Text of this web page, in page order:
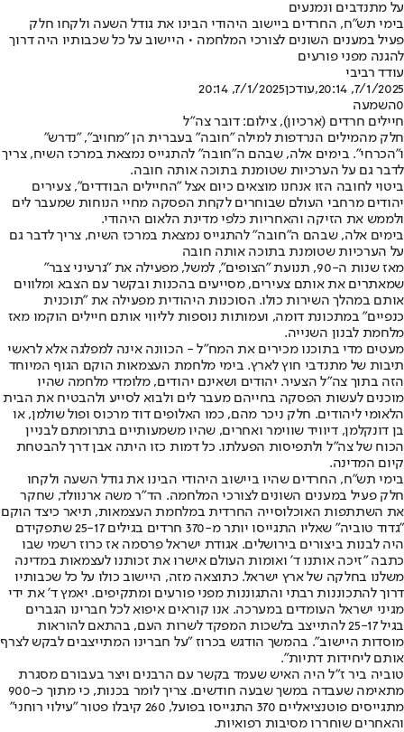
על מתנדבים ונמנעים
בימי תש"ח, החרדים ביישוב היהודי הבינו את גודל השעה ולקחו חלק
פעיל במענים השונים לצורכי המלחמה • היישוב על כל שכבותיו היה דרוך
להגנה מפני פורעים
עודד רביבי
7/1/2025, 20:14
,עודכן7/1/2025, 20:14
0השמעה
חיילים חרדים (ארכיון), צילום: דובר צה"ל
חלק מהמילים הנרדפות למילה "חובה" בעברית הן "מחויב", "נדרש"
ו"הכרחי". בימים אלה, שבהם ה"חובה" להתגייס נמצאת במרכז השיח, צריך
לדבר גם על הערכיות שטומנת בתוכה אותה חובה.
ביטוי לחובה הזו אנחנו מוצאים כיום אצל "החיילים הבודדים", צעירים
יהודים מרחבי העולם שבוחרים לקחת הפסקה מחיי הנוחות שמעבר לים
ולממש את הזיקה והאחריות כלפי מדינת הלאום היהודי.
בימים אלה, שבהם ה"חובה" להתגייס נמצאת במרכז השיח, צריך לדבר גם
על הערכיות שטומנת בתוכה אותה חובה
מאז שנות ה-90, תנועת "הצופים", למשל, מפעילה את "גרעיני צבר"
שמאתרים את אותם צעירים, מסייעים בהכנות ובקשר עם הצבא ומלווים
אותם במהלך השירות כולו. הסוכנות היהודית מפעילה את "תוכנית
כנפיים" במתכונת דומה, ועמותות נוספות לליווי אותם חיילים הוקמו מאז
מלחמת לבנון השנייה.
מעטים מדי בתוכנו מכירים את המח"ל - הכוונה אינה למפלגה אלא לראשי
תיבות של מתנדבי חוץ לארץ. בימי מלחמת העצמאות הוקם הגוף המיוחד
הזה בתוך צה"ל הצעיר. יהודים ושאינם יהודים, מלומדי מלחמה שהיו
מוכנים לעשות הפסקה בחייהם מעבר לים ולבוא לסייע ולהבטיח את הבית
הלאומי ליהודים. חלק ניכר מהם, כמו האלופים דוד מרכוס ופול שולמן, או
בן דונקלמן, דיוויד שווימר ואחרים, שהיו משמעותיים בתרומתם לבניין
הכוח של צה"ל ולתפיסות הפעלתו. כל דמות כזו היתה אבן דרך להבטחת
קיום המדינה.
בימי תש"ח, החרדים שהיו ביישוב היהודי הבינו את גודל השעה ולקחו
חלק פעיל במענים השונים לצורכי המלחמה. הד"ר משה ארנוולד, שחקר
את השתתפות האוכלוסייה החרדית במלחמת העצמאות, תיאר כיצד הוקם
"גדוד טוביה" שאליו התגייסו יותר מ-370 חרדים בגילים 25-17 שתפקידם
היה לבנות ביצורים בירושלים. אגודת ישראל פרסמה אז כרוז רשמי שבו
כתבה "זיכה אותנו ד' ואומות העולם אישרו את זכותנו לעצמאות במדינה
משלנו בחלקה של ארץ ישראל. כתוצאה מזה, היישוב כולו על כל שכבותיו
דרוך להתכוננות רבתי והתגוננות מפני פורעים ומתקיפים. יאמץ ד' את ידי
מגיני ישראל העומדים במערכה. אנו קוראים איפוא לכל חברינו הגברים
בגיל 25-17 להתייצב בלשכות המפקד לשרות העם, בהתאם להוראות
מוסדות היישוב". בהמשך הודגש בכרוז "על חברינו המתייצבים לבקש לצרף
אותם ליחידות דתיות".
טוביה ביר ז"ל היה האיש שעמד בקשר עם הרבנים ויצר בעבורם מסגרת
מתאימה שעבדה במשך שבעה חודשים. צריך לומר בכנות, כי מתוך כ-900
מתגייסים פוטנציאליים 370 התגייסו בפועל, 260 קיבלו פטור "עילוי רוחני"
והאחרים שוחררו מסיבות רפואיות.